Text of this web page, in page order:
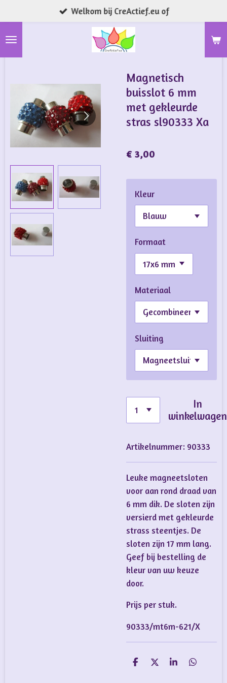
direct
naar
Welkom bij CreActief.eu of
Magnetisch
buisslot 6 mm
met gekleurde
stras sl90333 Xa
€ 3,00
Kleur
Formaat
Materiaal
Sluiting
In
winkelwagen
Artikelnummer: 90333
Leuke magneetsloten
voor aan rond draad van
6 mm dik. De sloten zijn
versierd met gekleurde
strass steentjes. De
sloten zijn 17 mm lang.
Geef bij bestelling de
kleur van uw keuze
door.
Prijs per stuk.
90333/mt6m-621/X
D
D
S
D